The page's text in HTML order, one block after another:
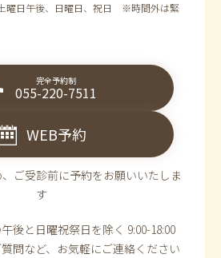
曜日午後、日曜日、祝日 ※時間外は緊
完全予約制
055-220-7511
WEB予約
ご受診前に予約をお願いいたしま
す
後と日曜祝祭日を除く 9:00-18:00
問など、お気軽にご連絡ください